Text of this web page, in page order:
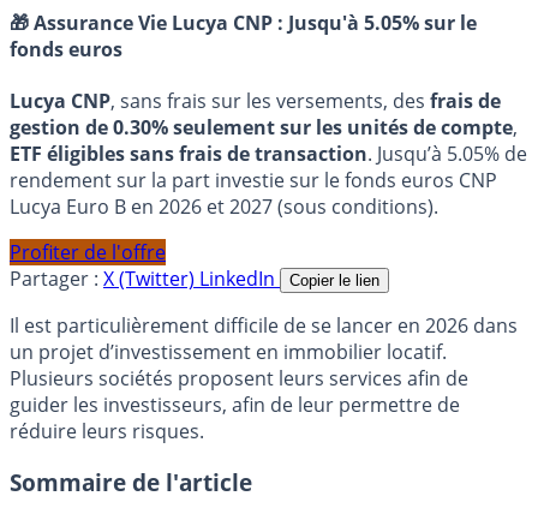
🎁 Assurance Vie Lucya CNP : Jusqu'à 5.05% sur le
fonds euros
Lucya CNP, sans frais sur les versements, des frais de
gestion de 0.30% seulement sur les unités de compte,
ETF éligibles sans frais de transaction. Jusqu’à 5.05% de
rendement sur la part investie sur le fonds euros CNP
Lucya Euro B en 2026 et 2027 (sous conditions).
Profiter de l'offre
Partager : X (Twitter) LinkedIn Copier le lien
Il est particulièrement difficile de se lancer en 2026 dans
un projet d’investissement en immobilier locatif.
Plusieurs sociétés proposent leurs services afin de
guider les investisseurs, afin de leur permettre de
réduire leurs risques.
Sommaire de l'article